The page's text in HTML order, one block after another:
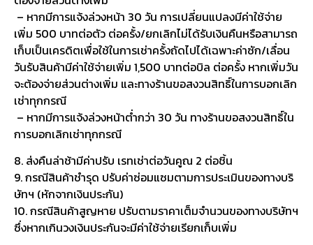
– หากมีการแจ้งล่วงหน้า 30 วัน การเปลี่ยนแปลงมีค่าใช้จ่าย
เพิ่ม 500 บาทต่อตัว ต่อครั้ง/ยกเลิกไม่ได้รับเงินคืนหรือสามารถ
เก็บเป็นเครดิตเพื่อใช้ในการเช่าครั้งถัดไปได้เฉพาะค่าซัก/เลื่อน
วันรับสินค้ามีค่าใช้จ่ายเพิ่ม 1,500 บาทต่อบิล ต่อครั้ง หากเพิ่มวัน
จะต้องจ่ายส่วนต่างเพิ่ม และทางร้านขอสงวนสิทธิ์ในการบอกเลิก
เช่าทุกกรณี
– หากมีการแจ้งล่วงหน้าต่ำกว่า 30 วัน ทางร้านขอสงวนสิทธิ์ใน
การบอกเลิกเช่าทุกกรณี
8. ส่งคืนล่าช้ามีค่าปรับ เรทเช่าต่อวันคูณ 2 ต่อชิ้น
9. กรณีสินค้าชำรุด ปรับค่าซ่อมแซมตามการประเมินของทางบริ
ษัทฯ (หักจากเงินประกัน)
10. กรณีสินค้าสูญหาย ปรับตามราคาเต็มจำนวนของทางบริษัทฯ
ซึ่งหากเกินวงเงินประกันจะมีค่าใช้จ่ายเรียกเก็บเพิ่ม